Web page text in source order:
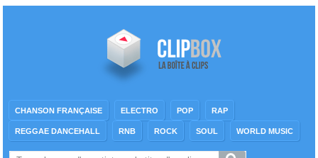
CHANSON FRANÇAISE ELECTRO POP RAP
REGGAE DANCEHALL RNB ROCK SOUL WORLD MUSIC